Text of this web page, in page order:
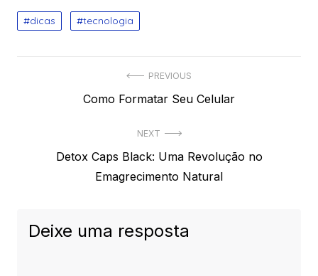
dicas tecnologia
PREVIOUS
Previous
Como Formatar Seu Celular
NEXT
Detox Caps Black: Uma Revolução no
Emagrecimento Natural
Deixe uma resposta